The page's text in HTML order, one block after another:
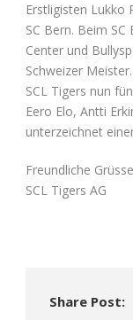
Erstligisten Lukko
SC Bern. Beim
Center und
Schweizer
SCL Tigers nun
Eero Elo, Antti
unterzeichnet
Freundliche Grüsse
SCL Tigers AG
Share Post: